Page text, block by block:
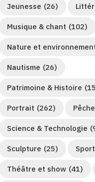
Jeunesse (26)
Musique & chant (102)
Nature et
Nautisme (26)
Patrimoine & Histoire
Portrait (262)
Science & Technologie
Sculpture (25) Sport
Théâtre et show (41)